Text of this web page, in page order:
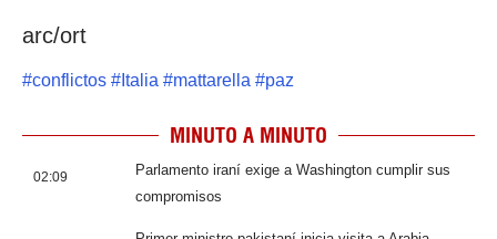
arc/ort
#conflictos # Italia #mattarella #paz
MINUTO A MINUTO
02:09
Parlamento iraní exige a Washington cumplir sus
compromisos